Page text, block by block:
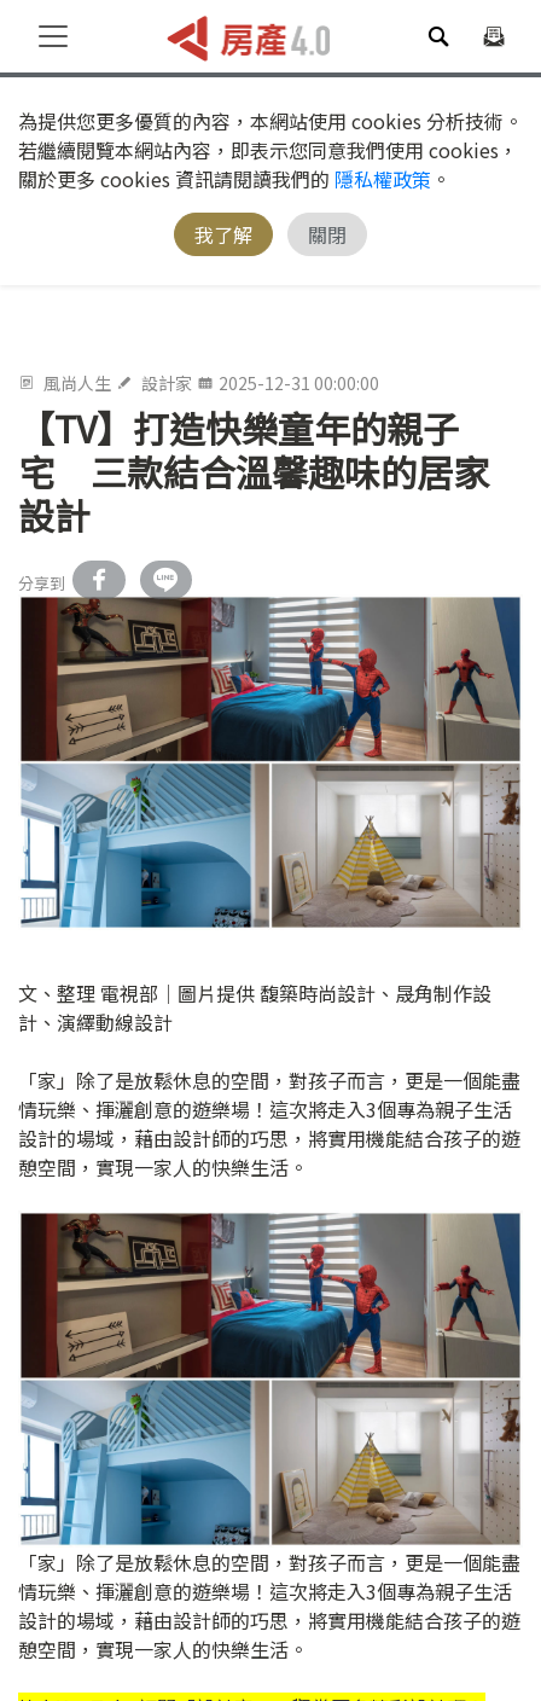
為提供您更多優質的內容，本網站使用 cookies 分析技術。
若繼續閱覽本網站內容，即表示您同意我們使用 cookies，
關於更多 cookies 資訊請閱讀我們的 隱私權政策 。
我了解
關閉
風尚人生 設計家 2025-12-31 00:00:00
【TV】打造快樂童年的親子
宅 三款結合溫馨趣味的居家
設計
分享到
文、整理 電視部│圖片提供 馥築時尚設計、晟角制作設
計、演繹動線設計
「家」除了是放鬆休息的空間，對孩子而言，更是一個能盡
情玩樂、揮灑創意的遊樂場！這次將走入3個專為親子生活
設計的場域，藉由設計師的巧思，將實用機能結合孩子的遊
憩空間，實現一家人的快樂生活。
「家」除了是放鬆休息的空間，對孩子而言，更是一個能盡
情玩樂、揮灑創意的遊樂場！這次將走入3個專為親子生活
設計的場域，藉由設計師的巧思，將實用機能結合孩子的遊
憩空間，實現一家人的快樂生活。